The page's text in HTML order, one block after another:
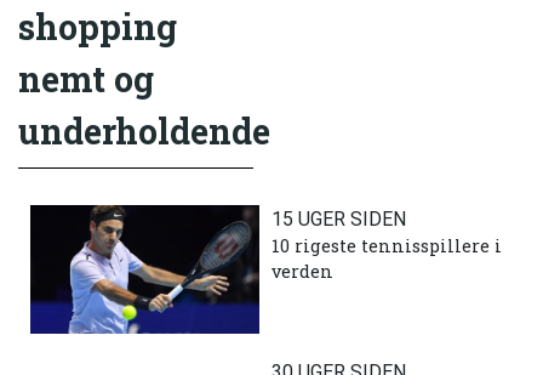
shopping
nemt og
underholdende
15 UGER SIDEN
10 rigeste tennisspillere i
verden